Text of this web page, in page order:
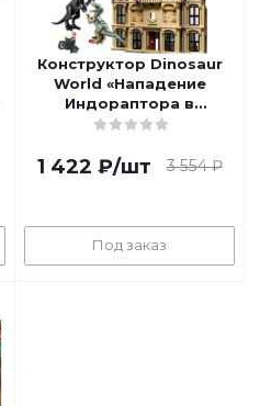
Конструктор Dinosaur
World «Нападение
Индораптора в
поместье Локвуд»
1 422 ₽/шт 3 554₽
Под заказ